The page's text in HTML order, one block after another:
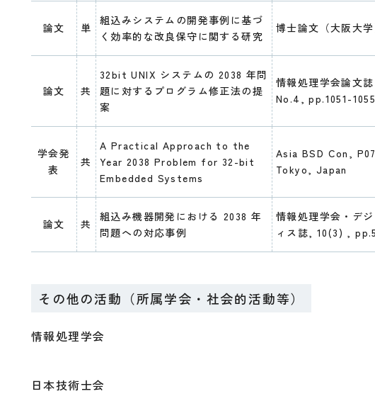
論文 単
組込みシステムの開発事例に基づ
く効率的な改良保守に関する研究
博士論文（大阪大学
論文 共
32bit UNIX システムの 2038 年問
題に対するプログラム修正法の提
案
情報処理学会論文
No.4, pp.1051-1055
学会発
表
共
A Practical Approach to the
Year 2038 Problem for 32-bit
Embedded Systems
Asia BSD Con,
Tokyo, Japan
論文 共
組込み機器開発における 2038 年
問題への対応事例
情報処理学会・デ
ィス誌, 10(3) ,
その他の活動（所属学会・社会的活動等）
情報処理学会
日本技術士会